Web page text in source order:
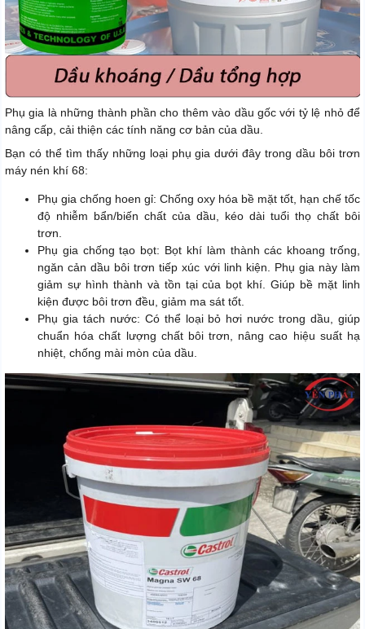
Phụ gia là những thành phần cho thêm vào dầu gốc với tỷ lệ nhỏ để
nâng cấp, cải thiện các tính năng cơ bản của dầu.
Bạn có thể tìm thấy những loại phụ gia dưới đây trong dầu bôi trơn
máy nén khí 68:
Phụ gia chống hoen gỉ: Chống oxy hóa bề mặt tốt, hạn chế tốc
độ nhiễm bẩn/biến chất của dầu, kéo dài tuổi thọ chất bôi
trơn.
Phụ gia chống tạo bọt: Bọt khí làm thành các khoang trống,
ngăn cản dầu bôi trơn tiếp xúc với linh kiện. Phụ gia này làm
giảm sự hình thành và tồn tại của bọt khí. Giúp bề mặt linh
kiện được bôi trơn đều, giảm ma sát tốt.
Phụ gia tách nước: Có thể loại bỏ hơi nước trong dầu, giúp
chuẩn hóa chất lượng chất bôi trơn, nâng cao hiệu suất hạ
nhiệt, chống mài mòn của dầu.